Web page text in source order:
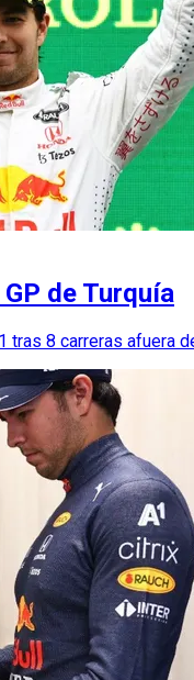
de Turquía
tras 8 carreras afuera